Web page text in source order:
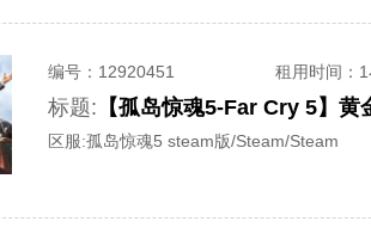
编号： 12920451 租用时间 ：
标题: 【孤岛惊魂5-Far Cry 5】
区服:孤岛惊魂5 steam版/Steam/Steam